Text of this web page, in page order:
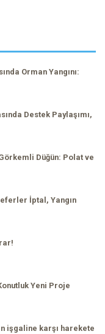
Orman Yangını:
Destek Paylaşımı,
Düğün: Polat ve
İptal, Yangın
Yeni Proje
işgaline karşı harekete